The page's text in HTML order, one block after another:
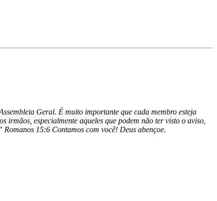
Geral. É muito importante que cada membro esteja
irmãos, especialmente aqueles que podem não ter visto o aviso,
15:6 Contamos com você! Deus abençoe.